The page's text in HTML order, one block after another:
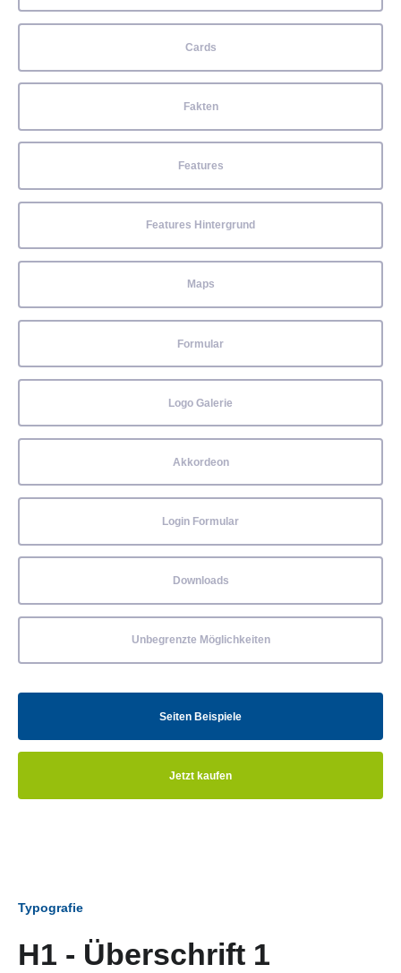
Cards
Fakten
Features
Features Hintergrund
Maps
Formular
Logo Galerie
Akkordeon
Login Formular
Downloads
Unbegrenzte Möglichkeiten
Seiten Beispiele
Jetzt kaufen
Typografie
H1 - Überschrift 1